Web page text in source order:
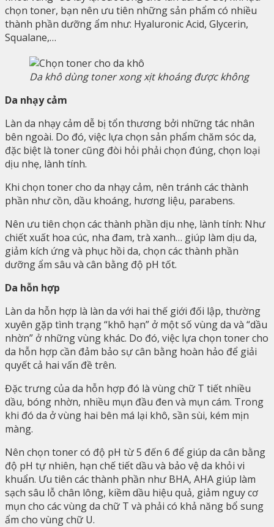
chọn toner, bạn nên ưu tiên những sản phẩm có nhiều
thành phần dưỡng ẩm như: Hyaluronic Acid, Glycerin,
Squalane,…
Da khô dùng toner xong xịt khoáng được không
Da nhạy cảm
Làn da nhạy cảm dễ bị tổn thương bởi những tác nhân
bên ngoài. Do đó, việc lựa chọn sản phẩm chăm sóc da,
đặc biệt là toner cũng đòi hỏi phải chọn đúng, chọn loại
dịu nhẹ, lành tính.
Khi chọn toner cho da nhạy cảm, nên tránh các thành
phần như cồn, dầu khoáng, hương liệu, parabens.
Nên ưu tiên chọn các thành phần dịu nhẹ, lành tính: Như
chiết xuất hoa cúc, nha đam, trà xanh… giúp làm dịu da,
giảm kích ứng và phục hồi da, chọn các thành phần
dưỡng ẩm sâu và cân bằng độ pH tốt.
Da hỗn hợp
Làn da hỗn hợp là làn da với hai thế giới đối lập, thường
xuyên gặp tình trạng “khô hạn” ở một số vùng da và “dầu
nhờn” ở những vùng khác. Do đó, việc lựa chọn toner cho
da hỗn hợp cần đảm bảo sự cân bằng hoàn hảo để giải
quyết cả hai vấn đề trên.
Đặc trưng của da hỗn hợp đó là vùng chữ T tiết nhiều
dầu, bóng nhờn, nhiều mụn đầu đen và mụn cám. Trong
khi đó da ở vùng hai bên má lại khô, sần sùi, kém mịn
màng.
Nên chọn toner có độ pH từ 5 đến 6 để giúp da cân bằng
độ pH tự nhiên, hạn chế tiết dầu và bảo vệ da khỏi vi
khuẩn. Ưu tiên các thành phần như BHA, AHA giúp làm
sạch sâu lỗ chân lông, kiềm dầu hiệu quả, giảm nguy cơ
mụn cho các vùng da chữ T và phải có khả năng bổ sung
ẩm cho vùng chữ U.